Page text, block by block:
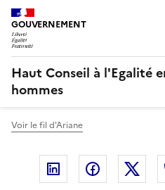
Panneau de gestion des cookies
GOUVERNEMENT
Haut Conseil à l'Egalité
hommes
Voir le fil d'Ariane
Linkedin Facebook